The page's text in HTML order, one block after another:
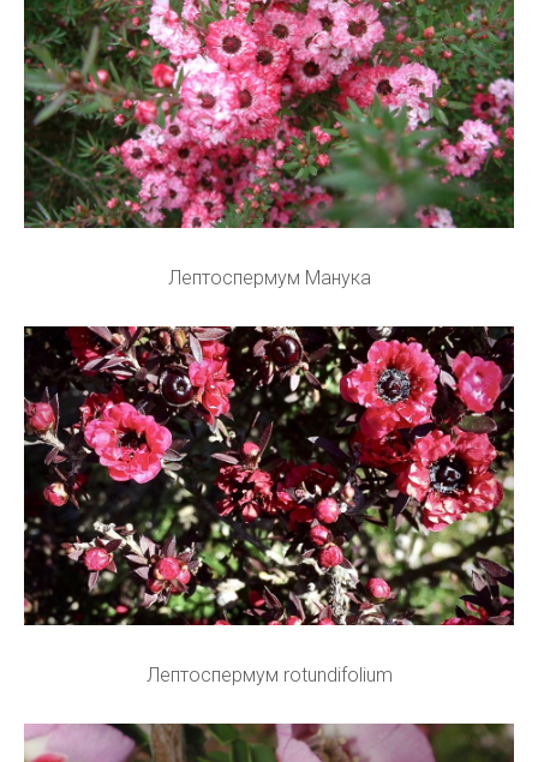
Лептоспермум Манука
Лептоспермум rotundifolium